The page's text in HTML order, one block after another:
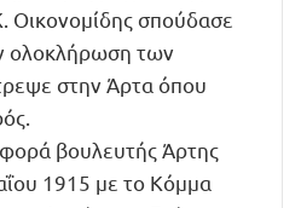
Οικονομίδης σπούδασε
ολοκλήρωση των
στην Άρτα όπου
βουλευτής Άρτης
1915 με το Κόμμα